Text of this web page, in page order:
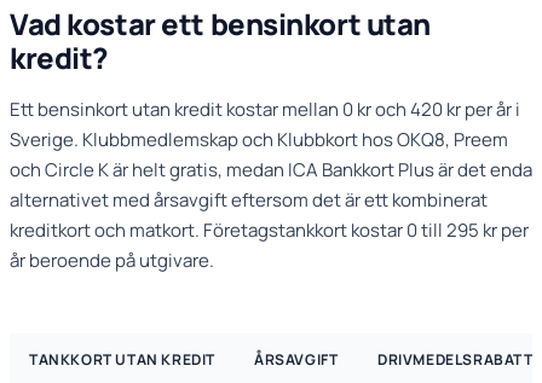
Vad kostar ett bensinkort utan
kredit?
Ett bensinkort utan kredit kostar mellan 0 kr och420 krper år i
Sverige. Klubbmedlemskap och Klubbkort hos OKQ8, Preem
och Circle K är helt gratis, medan ICA Bankkort Plus är det enda
alternativet med årsavgift eftersom det är ett kombinerat
kreditkort och matkort. Företagstankkort kostar 0 till 295 kr per
år beroende på utgivare.
TANKKORT UTAN KREDIT ÅRSAVGIFT DRIVMEDELSRABATT